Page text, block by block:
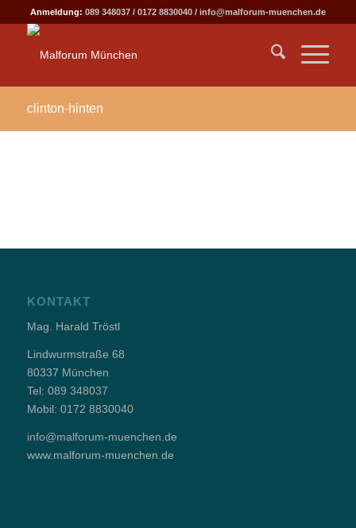
Anmeldung: 089 348037/ 0172 8830040/ info@malforum-muenchen.de
clinton-hinten
KONTAKT
Mag. Harald Tröstl
Lindwurmstraße 68
80337 München
Tel: 089 348037
Mobil: 0172 8830040
info@malforum-muenchen.de
www.malforum-muenchen.de